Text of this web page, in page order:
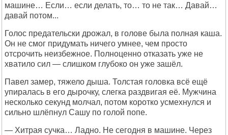
машине… Если… если делать, то… то не так… Давай…
давай потом...
Голос предательски дрожал, в голове была полная каша.
Он не смог придумать ничего умнее, чем просто
отсрочить неизбежное. Полноценно отказать уже не
хватило сил — слишком глубоко он уже зашёл.
Павел замер, тяжело дыша. Толстая головка всё ещё
упиралась в его дырочку, слегка раздвигая её. Мужчина
несколько секунд молчал, потом коротко усмехнулся и
сильно шлёпнул Сашу по голой попе.
— Хитрая сучка… Ладно. Не сегодня в машине. Через